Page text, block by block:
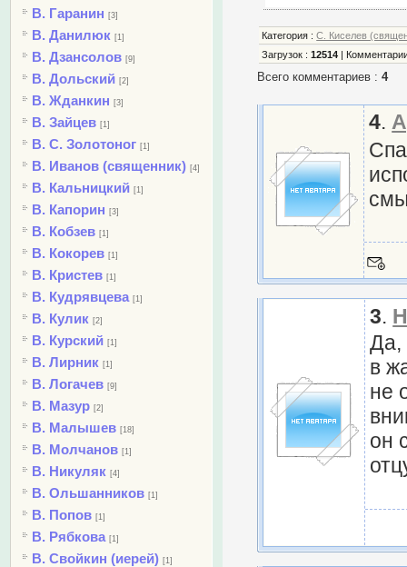
В. Гаранин [3]
В. Данилюк [1]
В. Дзансолов [9]
В. Дольский [2]
В. Жданкин [3]
В. Зайцев [1]
В. С. Золотоног [1]
В. Иванов (священник) [4]
В. Кальницкий [1]
В. Капорин [3]
В. Кобзев [1]
В. Кокорев [1]
В. Кристев [1]
В. Кудрявцева [1]
В. Кулик [2]
В. Курский [1]
В. Лирник [1]
В. Логачев [9]
В. Мазур [2]
В. Малышев [18]
В. Молчанов [1]
В. Никуляк [4]
В. Ольшанников [1]
В. Попов [1]
В. Рябкова [1]
В. Свойкин (иерей) [1]
Категория :С. Киселев
Загрузок :12514
Всего комментариев :4
4.
3.
Да,
в
не
он